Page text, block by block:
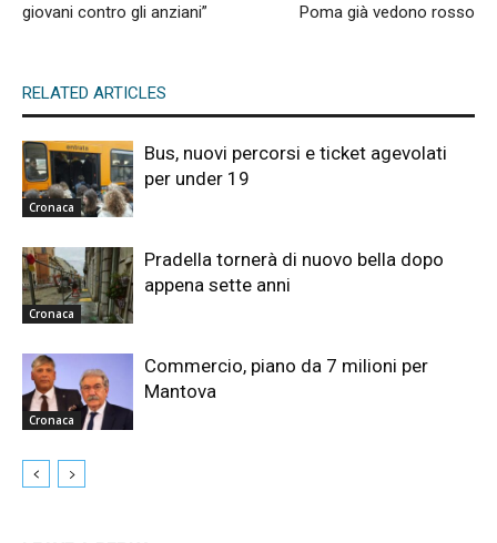
giovani contro gli anziani”
Poma già vedono rosso
RELATED ARTICLES
Cronaca
Bus, nuovi percorsi e ticket agevolati
per under 19
Cronaca
Pradella tornerà di nuovo bella dopo
appena sette anni
Cronaca
Commercio, piano da 7 milioni per
Mantova